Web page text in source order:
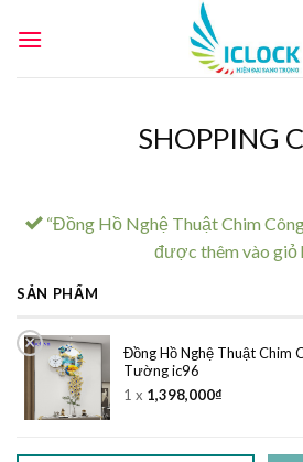
SHOPPING
“Đồng Hồ Nghệ Thuật Chim
được thêm vào giỏ
SẢN PHẨM
×
Đồng Hồ Nghệ Thuật Chim
Tường ic96
1 x 1,398,000₫